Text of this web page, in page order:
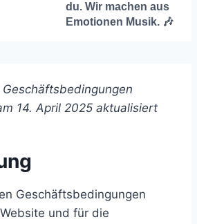
du. Wir machen aus
Emotionen Musik. 🎶
14. April 2025 aktualisiert
Geschäftsbedingungen
und für die